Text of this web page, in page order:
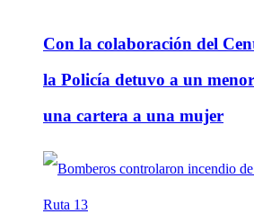
Con la colaboración del
la Policía detuvo a un
una cartera a una mujer